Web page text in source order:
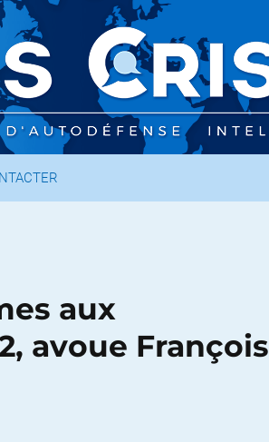
aux
avoue François